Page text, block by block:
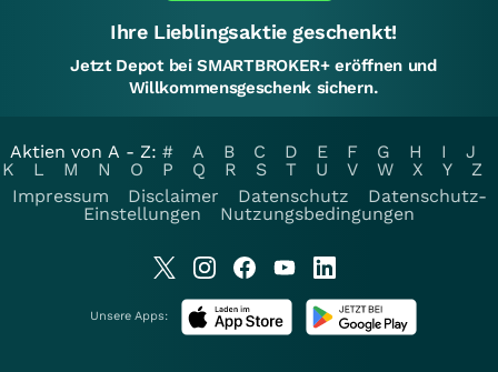
Ihre Lieblingsaktie geschenkt!
Jetzt Depot bei SMARTBROKER+ eröffnen und
Willkommensgeschenk sichern.
Aktien von A - Z: # A B C D E F G H I
J
K
L M N O P Q R S T U V W X Y
Z
Impressum
Disclaimer Datenschutz
Datenschutz-
Einstellungen
Nutzungsbedingungen
Unsere Apps: